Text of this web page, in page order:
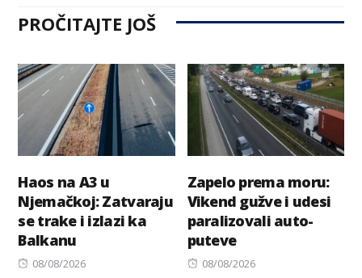
PROČITAJTE JOŠ
Haos na A3 u
Njemačkoj: Zatvaraju
se trake i izlazi ka
Balkanu
Posted
08/08/2026
Zapelo prema moru:
Vikend gužve i udesi
paralizovali auto-
puteve
Posted
08/08/2026